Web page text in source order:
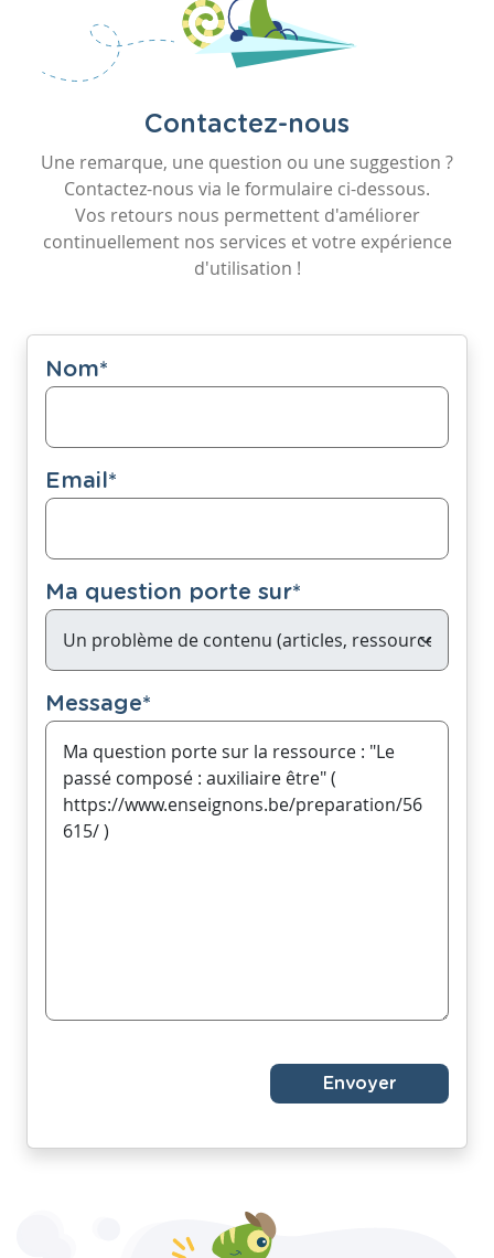
Contactez-nous
Une remarque, une question ou une suggestion ?
Contactez-nous via le formulaire ci-dessous.
Vos retours nous permettent d'améliorer
continuellement nos services et votre expérience
d'utilisation !
Nom*
Email*
Ma question porte sur*
Message*
Envoyer